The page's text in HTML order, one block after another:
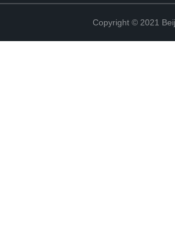
Copyright © 2021